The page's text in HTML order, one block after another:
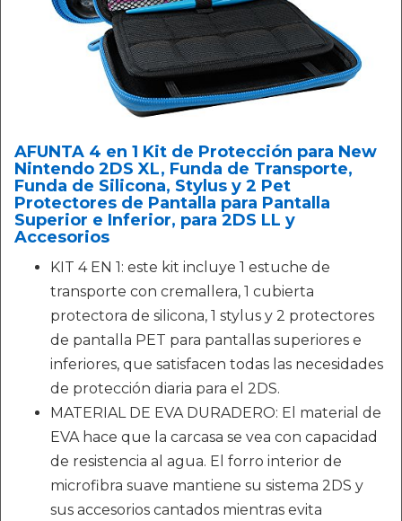
AFUNTA 4 en 1 Kit de Protección para New
Nintendo 2DS XL, Funda de Transporte,
Funda de Silicona, Stylus y 2 Pet
Protectores de Pantalla para Pantalla
Superior e Inferior, para 2DS LL y
Accesorios
KIT 4 EN 1: este kit incluye 1 estuche de
transporte con cremallera, 1 cubierta
protectora de silicona, 1 stylus y 2 protectores
de pantalla PET para pantallas superiores e
inferiores, que satisfacen todas las necesidades
de protección diaria para el 2DS.
MATERIAL DE EVA DURADERO: El material de
EVA hace que la carcasa se vea con capacidad
de resistencia al agua. El forro interior de
microfibra suave mantiene su sistema 2DS y
sus accesorios cantados mientras evita